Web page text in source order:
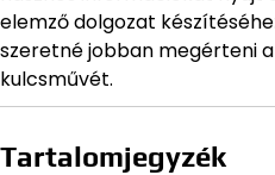
elemző dolgozat
szeretné jobban megérteni
kulcsművét.
Tartalomjegyzék